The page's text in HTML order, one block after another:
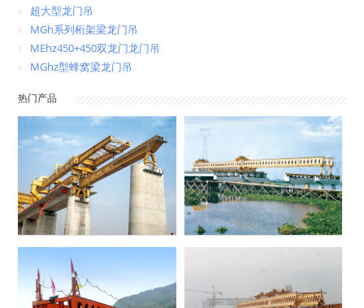
超大型龙门吊
MGh系列桁架梁龙门吊
MEhz450+450双龙门龙门吊
MGhz型蜂窝梁龙门吊
热门产品